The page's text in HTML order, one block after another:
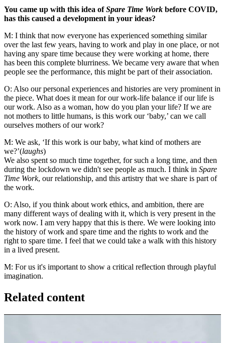
You came up with this idea ofSpare Time Work before COVID,
has this caused a development in your ideas?
M: I think that now everyone has experienced something similar
over the last few years, having to work and play in one place, or not
having any spare time because they were working at home, there
has been this complete blurriness. We became very aware that when
people see the performance, this might be part of their association.
O: Also our personal experiences and histories are very prominent in
the piece. What does it mean for our work-life balance if our life is
our work. Also as a woman, how do you plan your life? If we are
not mothers to little humans, is this work our ‘baby,’ can we call
ourselves mothers of our work?
M: We ask, ‘If this work is our baby, what kind of mothers are
we?’(laughs)
We also spent so much time together, for such a long time, and then
during the lockdown we didn't see people as much. I think in Spare
Time Work, our relationship, and this artistry that we share is part of
the work.
O: Also, if you think about work ethics, and ambition, there are
many different ways of dealing with it, which is very present in the
work now. I am very happy that this is there. We were looking into
the history of work and spare time and the rights to work and the
right to spare time. I feel that we could take a walk with this history
in a lived present.
M: For us it's important to show a critical reflection through playful
imagination.
Related content